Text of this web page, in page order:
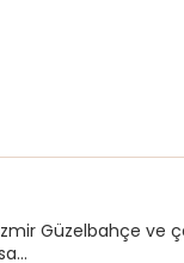
İzmir Güzelbahçe